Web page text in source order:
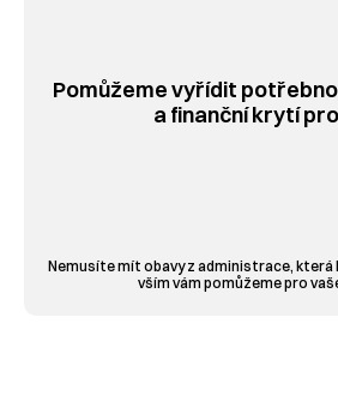
Pomůžeme vyřídit
a finanční krytí
Nemusíte mít obavy z administrace, která
vším vám pomůžeme pro